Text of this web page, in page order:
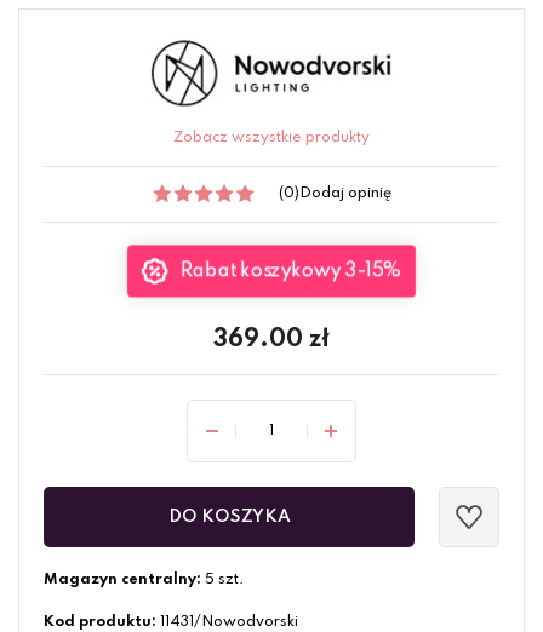
Zobacz wszystkie produkty
(0) Dodaj opinię
Rabat koszykowy 3-15%
369.00 zł
DO KOSZYKA
Magazyn centralny: 5 szt.
Kod produktu:
11431/Nowodvorski